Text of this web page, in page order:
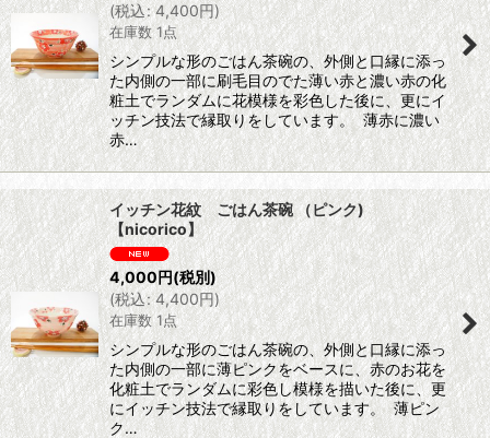
(税込: 4,400円)
在庫数 1点
シンプルな形のごはん茶碗の、外側と口縁に添っ
た内側の一部に刷毛目のでた薄い赤と濃い赤の化
粧土でランダムに花模様を彩色した後に、更にイ
ッチン技法で縁取りをしています。 薄赤に濃い
赤…
イッチン花紋 ごはん茶碗 （ピンク)
【nicorico】
4,000円(税別)
(税込: 4,400円)
在庫数 1点
シンプルな形のごはん茶碗の、外側と口縁に添っ
た内側の一部に薄ピンクをベースに、赤のお花を
化粧土でランダムに彩色し模様を描いた後に、更
にイッチン技法で縁取りをしています。 薄ピン
ク…